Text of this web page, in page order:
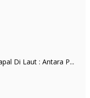
Di Laut : Antara P...